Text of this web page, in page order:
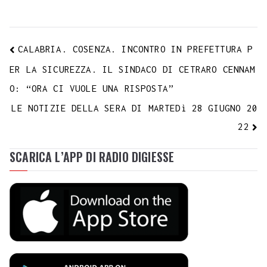
CALABRIA. COSENZA. INCONTRO IN PREFETTURA P
ER LA SICUREZZA. IL SINDACO DI CETRARO CENNAM
O: “ORA CI VUOLE UNA RISPOSTA”
LE NOTIZIE DELLA SERA DI MARTEDì 28 GIUGNO 20
22
SCARICA L’APP DI RADIO DIGIESSE